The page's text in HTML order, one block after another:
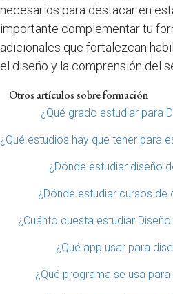
necesarios para destacar en
importante complementar tu
adicionales que fortalezcan
el diseño y la comprensión del
Otros artículos sobre formación
¿Qué grado estudiar para
¿Qué estudios hay que tener para
¿Dónde estudiar diseño
¿Dónde estudiar cursos de
¿Cuánto cuesta estudiar
¿Qué app usar para
¿Qué programa se usa